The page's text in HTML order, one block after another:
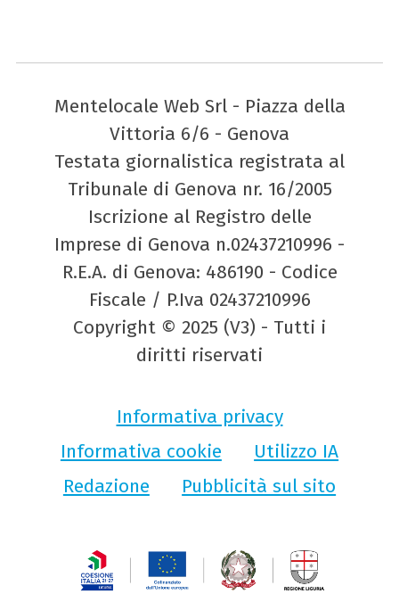
Mentelocale Web Srl - Piazza della
Vittoria 6/6 - Genova
Testata giornalistica registrata al
Tribunale di Genova nr. 16/2005
Iscrizione al Registro delle
Imprese di Genova n.02437210996 -
R.E.A. di Genova: 486190 - Codice
Fiscale / P.Iva 02437210996
Copyright © 2025 (V3) - Tutti i
diritti riservati
Informativa privacy
Informativa cookie
Utilizzo IA
Redazione
Pubblicità sul sito